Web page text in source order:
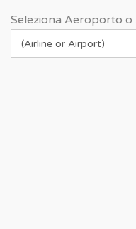
Seleziona Aeroporto o